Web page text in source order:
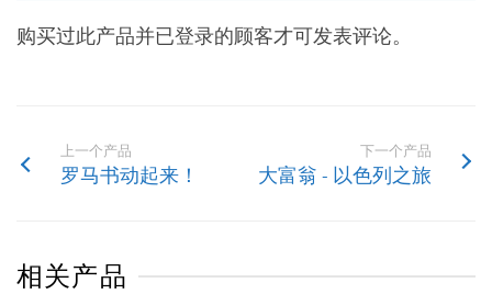
购买过此产品并已登录的顾客才可发表评论。
上一个产品
罗马书动起来！
下一个产品
大富翁 - 以色列之旅
相关产品